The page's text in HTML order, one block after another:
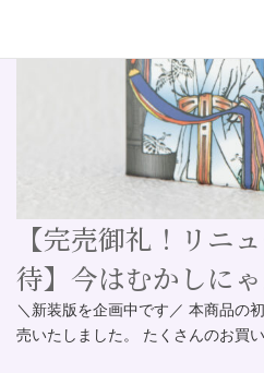
【完売御礼！リニ
待】今はむかしに
＼新装版を企画中です／ 本商品の
売いたしました。 たくさんのお買